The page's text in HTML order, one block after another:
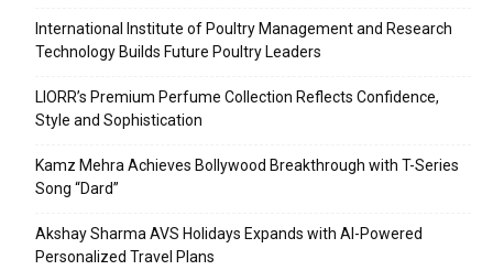
International Institute of Poultry Management and Research
Technology Builds Future Poultry Leaders
LIORR’s Premium Perfume Collection Reflects Confidence,
Style and Sophistication
Kamz Mehra Achieves Bollywood Breakthrough with T-Series
Song “Dard”
Akshay Sharma AVS Holidays Expands with AI-Powered
Personalized Travel Plans